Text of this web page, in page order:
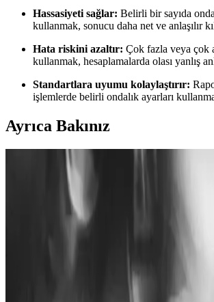
Hassasiyeti sağlar: Belirli bir sayıda
kullanmak, sonucu daha net ve anlaşılır
Hata riskini azaltır: Çok fazla veya çok
kullanmak, hesaplamalarda olası yanlış
Standartlara uyumu kolaylaştırır:
işlemlerde belirli ondalık ayarları
Ayrıca Bakınız
Elektronik Hesap Makineleri: Temel
Gelecekteki Yenilikler
Elektronik hesap makineleri temel ve gelişmiş
matematik işlemlerini hızlandırır, mobil ve yapay